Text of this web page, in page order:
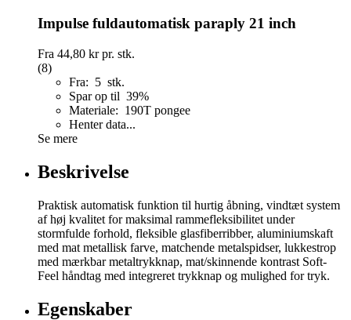
Impulse fuldautomatisk paraply 21 inch
Fra 44,80 krpr. stk.
(8)
Fra: 5 stk.
Spar op til 39%
Materiale: 190T pongee
Henter data...
Se mere
Beskrivelse
Praktisk automatisk funktion til hurtig åbning, vindtæt system
af høj kvalitet for maksimal rammefleksibilitet under
stormfulde forhold, fleksible glasfiberribber, aluminiumskaft
med mat metallisk farve, matchende metalspidser, lukkestrop
med mærkbar metaltrykknap, mat/skinnende kontrast Soft-
Feel håndtag med integreret trykknap og mulighed for tryk.
Egenskaber